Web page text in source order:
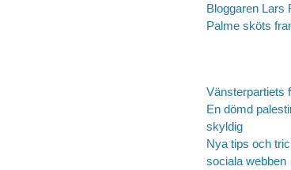
Bloggaren Lars
Palme sköts
Vänsterpartiets
En dömd
skyldig
Nya tips och
sociala webben